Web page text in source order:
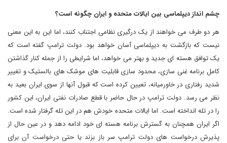
چشم انداز دیپلماسی بین ایالات متحده و ایران چگونه است؟
هر دو طرف می خواهند از یک درگیری نظامی اجتناب کنند، اما این به این معنی
نیست که بازگشت به دیپلماسی آسان خواهد بود. دولت ترامپ گفته است که
یک توافق هسته ای جدید و بهتر می خواهد، اما شرایطی را از جمله کنار گذاشتن
کامل برنامه غنی سازی، محدود سازی قابلیت های موشک های بالستیک و تغییر
شدید رفتاری در خاورمیانه، تعیین کرده است که قبول آنها از سوی ایران بعید به
نظر می رسد. دولت ترامپ در حال حاضر با قطع صادرات نفتی ایران، این کشور
را در تله انداخته است. اما ایالات متحده خودش هم در این تله گرفتار شده است.
اگر ایران همچنان به گسترش برنامه هسته ای خود ادامه دهد و در عین حال از
پذیرش درخواست های دولت ترامپ سر باز بزند یا حتی درخواست آن برای